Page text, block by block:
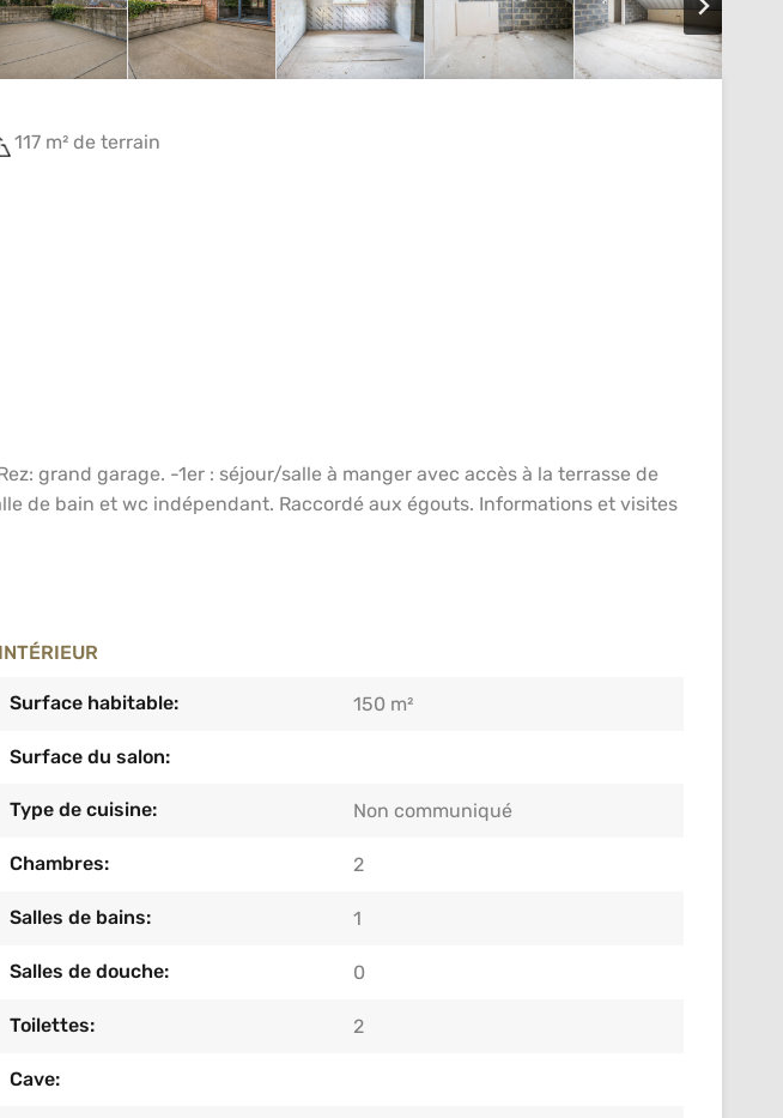
117 m² de terrain
grand garage. -1er : séjour/salle à manger avec accès à la terrasse de
de bain et wc indépendant. Raccordé aux égouts. Informations et visites
INTÉRIEUR
Surface habitable: 150 m²
Surface du salon:
Type de cuisine: Non communiqué
Chambres: 2
Salles de bains: 1
Salles de douche: 0
Toilettes: 2
Cave: